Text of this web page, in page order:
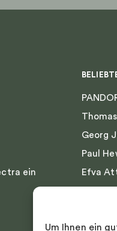
Um Ihnen ein
ein
Georg
Paul
Efva
Nordic